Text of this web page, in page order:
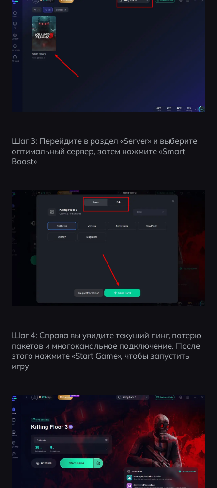
Шаг 3: Перейдите в раздел «Server» и выберите
оптимальный сервер, затем нажмите «Smart
Boost»
Шаг 4: Справа вы увидите текущий пинг, потерю
пакетов и многоканальное подключение. После
этого нажмите «Start Game», чтобы запустить
игру